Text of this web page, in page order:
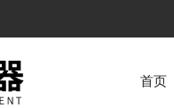
首页